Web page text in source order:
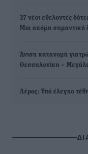
37 νέοι εθελοντές
Μια ακόμη σημαντική
Άνιση κατανομή
Θεσσαλονίκη –
Λέρος: Υπό έλεγχο